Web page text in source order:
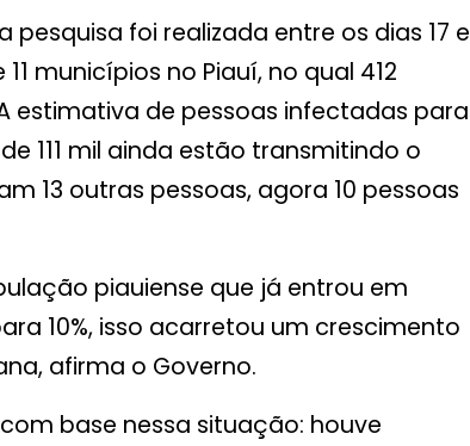
pesquisa foi realizada entre os dias 17 e
municípios no Piauí, no qual 412
estimativa de pessoas infectadas para
111 mil ainda estão transmitindo o
13 outras pessoas, agora 10 pessoas
piauiense que já entrou em
10%, isso acarretou um crescimento
afirma o Governo.
base nessa situação: houve